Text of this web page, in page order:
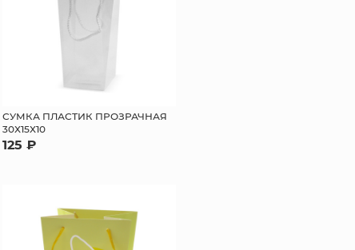
СУМКА ПЛАСТИК ПРОЗРАЧНАЯ
30Х15Х10
125 ₽